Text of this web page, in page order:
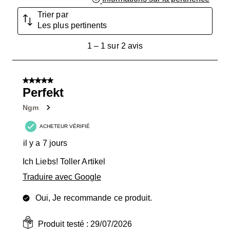
Trier par
Les plus pertinents
sur
avis.
1– 1 sur 2 avis
5 sur 5 étoiles.
Perfekt
Ngm
ACHETEUR VÉRIFIÉ
il y a 7 jours
Ich Liebs! Toller Artikel
Traduire avec Google
Oui, Je recommande ce produit.
Produit testé :29/07/2026